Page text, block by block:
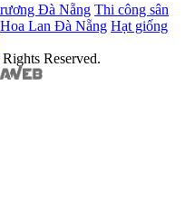
Đà Nẵng Thi công sân
Hoa Lan Đà Nẵng Hạt giống
Reserved.